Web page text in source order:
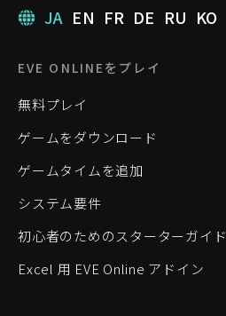
JA EN FR DE RU KO
EVE ONLINEをプレイ
無料プレイ
ゲームをダウンロード
ゲームタイムを追加
システム要件
初心者のためのスターターガイド
Excel 用 EVE Online アドイン